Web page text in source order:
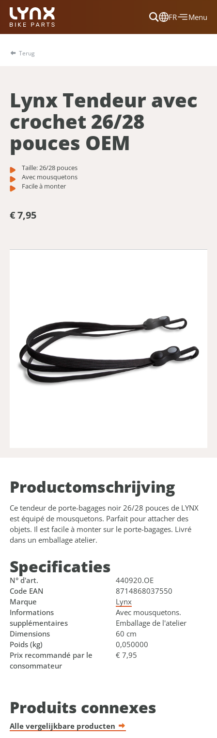
FR
Dansk
Nederlands
Menu
Terug
Lynx Tendeur avec
crochet 26/28
pouces OEM
Taille: 26/28 pouces
Avec mousquetons
Facile à monter
€ 7,95
Product­omschrijving
Ce tendeur de porte-bagages noir 26/28 pouces de LYNX
est équipé de mousquetons. Parfait pour attacher des
objets. Il est facile à monter sur le porte-bagages. Livré
dans un emballage atelier.
Specificaties
N° d'art.
440920.OE
Code EAN
8714868037550
Marque
Lynx
Informations
supplémentaires
Avec mousquetons.
Emballage de l'atelier
Dimensions
60 cm
Poids (kg)
0,050000
Prix recommandé par le
consommateur
€ 7,95
Produits connexes
Alle vergelijkbare producten